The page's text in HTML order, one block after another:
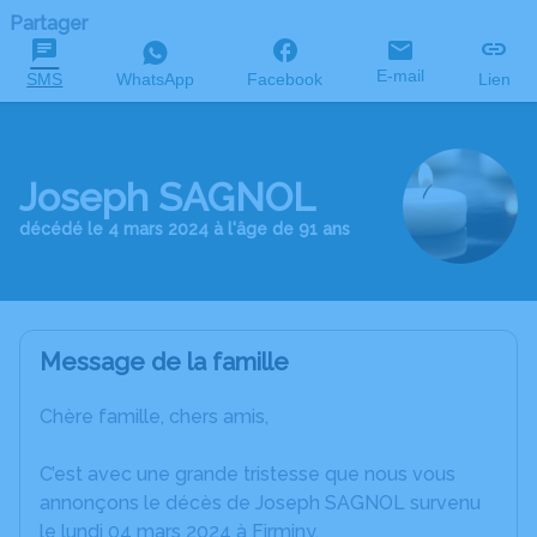
Partager
SMS WhatsApp Facebook E-mail Lien
Joseph SAGNOL
décédé le 4 mars 2024 à l'âge de 91 ans
Message de la famille
Chère famille, chers amis,
C’est avec une grande tristesse que nous vous
annonçons le décès de Joseph SAGNOL survenu
le lundi 04 mars 2024 à Firminy.